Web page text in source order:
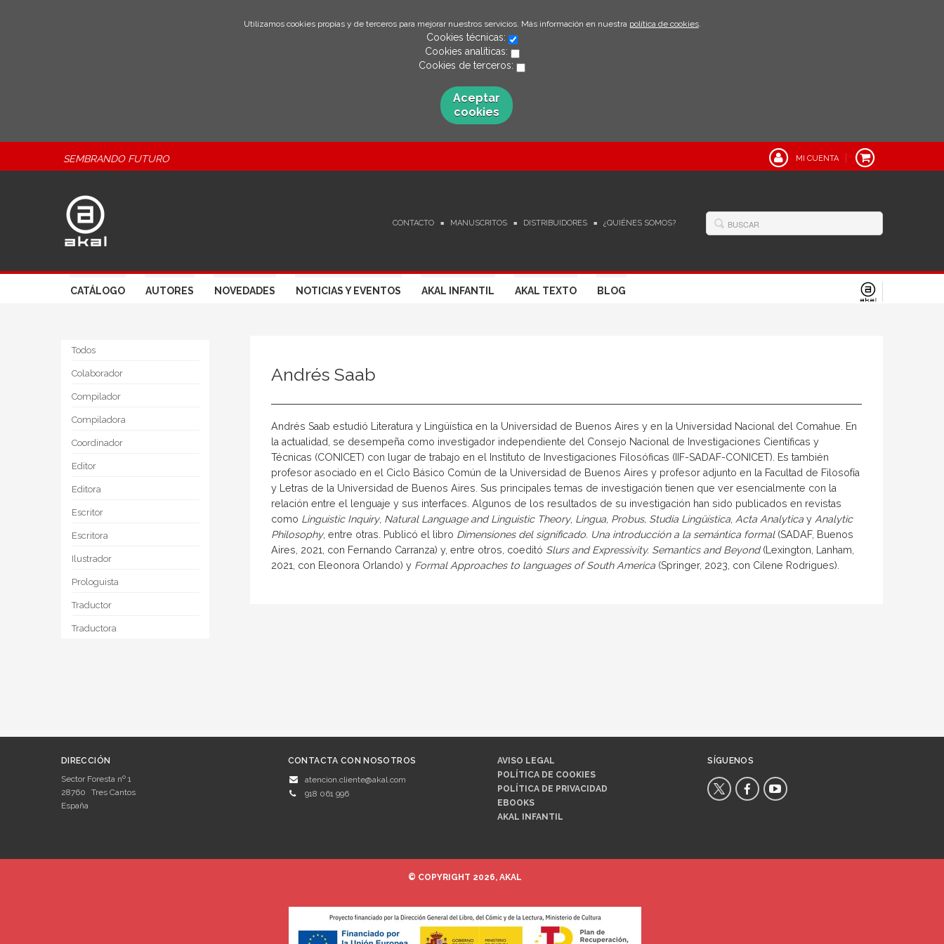
Utilizamos cookies propias y de terceros para mejorar nuestros servicios. Más información en nuestra política de cookies.
Cookies técnicas:
Cookies analíticas:
Cookies de terceros:
Aceptar
cookies
SEMBRANDO FUTURO MI CUENTA
CONTACTO MANUSCRITOS DISTRIBUIDORES ¿QUIÉNES SOMOS?
CATÁLOGO AUTORES NOVEDADES NOTICIAS Y EVENTOS AKAL INFANTIL AKAL TEXTO BLOG
Todos
Colaborador
Compilador
Compiladora
Coordinador
Editor
Editora
Escritor
Escritora
Ilustrador
Prologuista
Traductor
Traductora
Andrés Saab
Andrés Saab estudió Literatura y Lingüística en la Universidad de Buenos Aires y en la Universidad Nacional del Comahue. En
la actualidad, se desempeña como investigador independiente del Consejo Nacional de Investigaciones Científicas y
Técnicas (CONICET) con lugar de trabajo en el Instituto de Investigaciones Filosóficas (IIF-SADAF-CONICET). Es también
profesor asociado en el Ciclo Básico Común de la Universidad de Buenos Aires y profesor adjunto en la Facultad de Filosofía
y Letras de la Universidad de Buenos Aires. Sus principales temas de investigación tienen que ver esencialmente con la
relación entre el lenguaje y sus interfaces. Algunos de los resultados de su investigación han sido publicados en revistas
como Linguistic Inquiry, Natural Language and Linguistic Theory, Lingua Probus, Studia Lingüística Acta Analytica y Analytic
Philosophy, entre otras. Publicó el libro Dimensiones del significado. Una introducción a la semántica formal(SADAF, Buenos
Aires, 2021, con Fernando Carranza) y, entre otros, coeditó Slurs and Expressivity. Semantics and Beyond(Lexington, Lanham,
2021, con Eleonora Orlando) y Formal Approaches to languages of South America (Springer, 2023, con Cilene Rodrigues).
DIRECCIÓN
Sector Foresta nº 1
28760
Tres Cantos
España
CONTACTA CON NOSOTROS
atencion.cliente@akal.com
918 061 996
AVISO LEGAL
POLÍTICA DE COOKIES
POLÍTICA DE PRIVACIDAD
EBOOKS
AKAL INFANTIL
SÍGUENOS
© COPYRIGHT 2026, AKAL